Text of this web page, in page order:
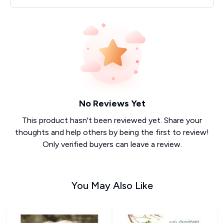
No Reviews Yet
This product hasn't been reviewed yet. Share your
thoughts and help others by being the first to review!
Only verified buyers can leave a review.
You May Also Like